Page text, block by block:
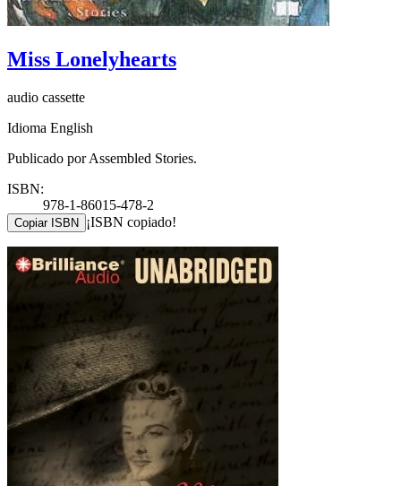
Miss Lonelyhearts
audio cassette
Idioma English
Publicado por Assembled Stories.
ISBN:
978-1-86015-478-2
Copiar ISBN ¡ISBN copiado!